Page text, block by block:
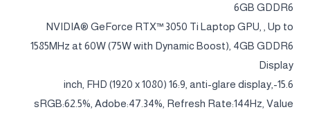
6GB GDDR6
NVIDIA® GeForce RTX™ 3050 Ti Laptop GPU, , Up to
1585MHz at 60W (75W with Dynamic Boost), 4GB GDDR6
Display
15.6-inch, FHD (1920 x 1080) 16:9, anti-glare display,
sRGB:62.5%, Adobe:47.34%, Refresh Rate:144Hz, Value